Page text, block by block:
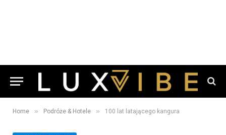
Home » Podróże & Hotele » 100 lat latającego kangura